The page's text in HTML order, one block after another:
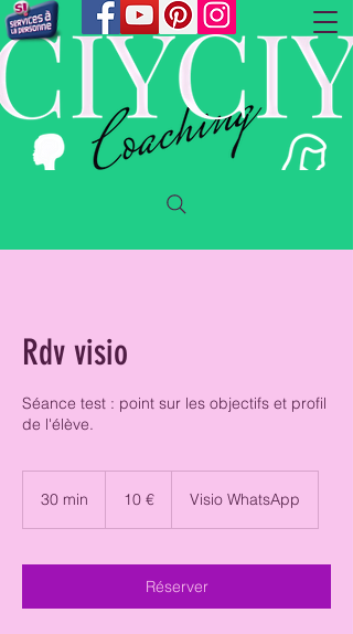
Rdv visio
Séance test : point sur les objectifs et profil
de l'élève.
30 min
i
10 € Visio WhatsApp
Réserver